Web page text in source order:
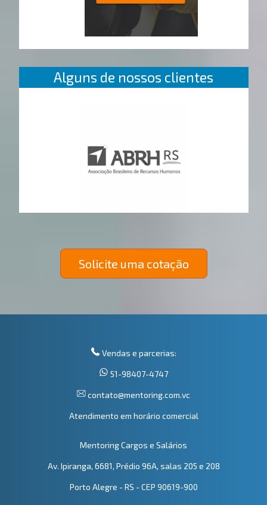
Alguns de nossos clientes
Solicite uma cotação
Vendas e parcerias:
51-98407-4747
contato@mentoring.com.vc
Atendimento em horário comercial
Mentoring Cargos e Salários
Av. Ipiranga, 6681, Prédio 96A, salas 205 e 208
Porto Alegre - RS - CEP 90619-900